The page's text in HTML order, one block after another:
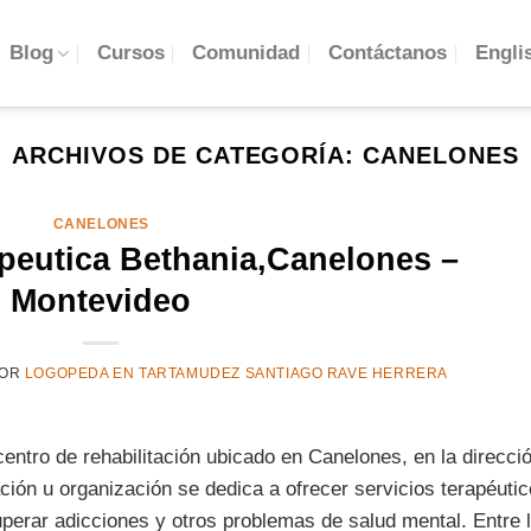
Blog Cursos Comunidad Contáctanos
ARCHIVOS DE CATEGORÍA:CANELONES
CANELONES
Bethania,Canelones –
Montevideo
LOGOPEDA EN TARTAMUDEZ SANTIAGO RAVE HERRERA
de rehabilitación ubicado en Canelones, en la
u organización se dedica a ofrecer servicios
adicciones y otros problemas de salud mental. Entre